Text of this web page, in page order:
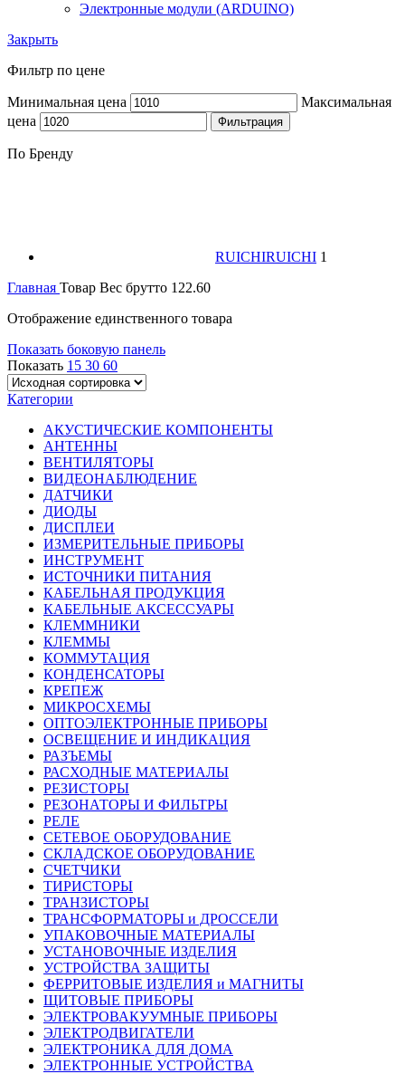
Электронные модули (ARDUINO)
Закрыть
Фильтр по цене
Минимальная цена
Максимальная
цена
Фильтрация
По Бренду
RUICHIRUICHI 1
Главная Товар Вес брутто 122.60
Отображение единственного товара
Показать боковую панель
Показать 15 30 60
Категории
АКУСТИЧЕСКИЕ КОМПОНЕНТЫ
АНТЕННЫ
ВЕНТИЛЯТОРЫ
ВИДЕОНАБЛЮДЕНИЕ
ДАТЧИКИ
ДИОДЫ
ДИСПЛЕИ
ИЗМЕРИТЕЛЬНЫЕ ПРИБОРЫ
ИНСТРУМЕНТ
ИСТОЧНИКИ ПИТАНИЯ
КАБЕЛЬНАЯ ПРОДУКЦИЯ
КАБЕЛЬНЫЕ АКСЕССУАРЫ
КЛЕММНИКИ
КЛЕММЫ
КОММУТАЦИЯ
КОНДЕНСАТОРЫ
КРЕПЕЖ
МИКРОСХЕМЫ
ОПТОЭЛЕКТРОННЫЕ ПРИБОРЫ
ОСВЕЩЕНИЕ И ИНДИКАЦИЯ
РАЗЪЕМЫ
РАСХОДНЫЕ МАТЕРИАЛЫ
РЕЗИСТОРЫ
РЕЗОНАТОРЫ И ФИЛЬТРЫ
РЕЛЕ
СЕТЕВОЕ ОБОРУДОВАНИЕ
СКЛАДСКОЕ ОБОРУДОВАНИЕ
СЧЕТЧИКИ
ТИРИСТОРЫ
ТРАНЗИСТОРЫ
ТРАНСФОРМАТОРЫ и ДРОССЕЛИ
УПАКОВОЧНЫЕ МАТЕРИАЛЫ
УСТАНОВОЧНЫЕ ИЗДЕЛИЯ
УСТРОЙСТВА ЗАЩИТЫ
ФЕРРИТОВЫЕ ИЗДЕЛИЯ и МАГНИТЫ
ЩИТОВЫЕ ПРИБОРЫ
ЭЛЕКТРОВАКУУМНЫЕ ПРИБОРЫ
ЭЛЕКТРОДВИГАТЕЛИ
ЭЛЕКТРОНИКА ДЛЯ ДОМА
ЭЛЕКТРОННЫЕ УСТРОЙСТВА